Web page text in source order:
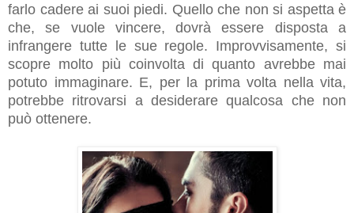
farlo cadere ai suoi piedi. Quello che non si aspetta è
che, se vuole vincere, dovrà essere disposta a
infrangere tutte le sue regole. Improvvisamente, si
scopre molto più coinvolta di quanto avrebbe mai
potuto immaginare. E, per la prima volta nella vita,
potrebbe ritrovarsi a desiderare qualcosa che non
può ottenere.